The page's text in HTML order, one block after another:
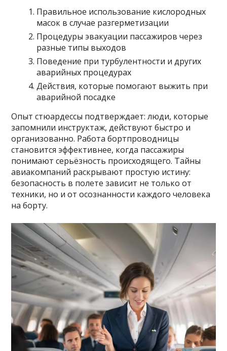
Правильное использование кислородных
масок в случае разгерметизации
Процедуры эвакуации пассажиров через
разные типы выходов
Поведение при турбулентности и других
аварийных процедурах
Действия, которые помогают выжить при
аварийной посадке
Опыт стюардессы подтверждает: люди, которые
запомнили инструктаж, действуют быстро и
организованно. Работа бортпроводницы
становится эффективнее, когда пассажиры
понимают серьёзность происходящего. Тайны
авиакомпаний раскрывают простую истину:
безопасность в полете зависит не только от
техники, но и от осознанности каждого человека
на борту.